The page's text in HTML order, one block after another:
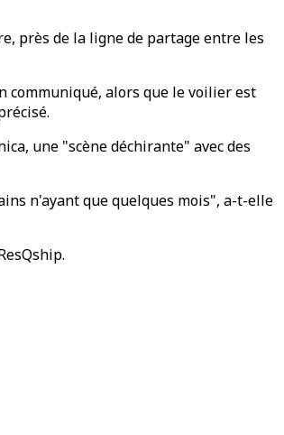
près de la ligne de partage entre les
communiqué, alors que le voilier est
une "scène déchirante" avec des
n'ayant que quelques mois", a-t-elle